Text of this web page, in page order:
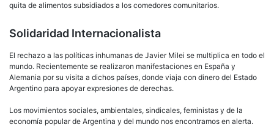
quita de alimentos subsidiados a los comedores comunitarios.
Solidaridad Internacionalista
El rechazo a las políticas inhumanas de Javier Milei se multiplica en todo el
mundo. Recientemente se realizaron manifestaciones en España y
Alemania por su visita a dichos países, donde viaja con dinero del Estado
Argentino para apoyar expresiones de derechas.
Los movimientos sociales, ambientales, sindicales, feministas y de la
economía popular de Argentina y del mundo nos encontramos en alerta.